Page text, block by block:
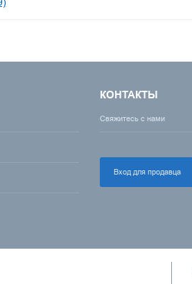
КОНТАКТЫ
Свяжитесь с нами
Вход для продавца